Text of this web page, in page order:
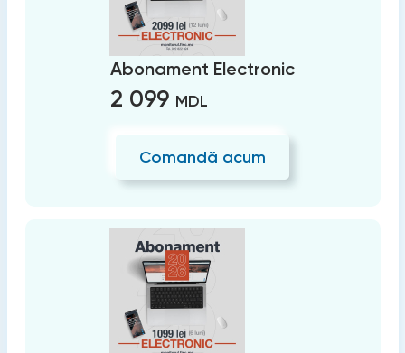
Abonament Electronic
2 099 MDL
Comandă acum